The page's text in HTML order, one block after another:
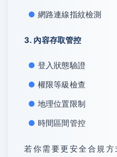
網路連線指紋檢測
3. 內容存取管控
登入狀態驗證
權限等級檢查
地理位置限制
時間區間管控
若你需要更安全合規